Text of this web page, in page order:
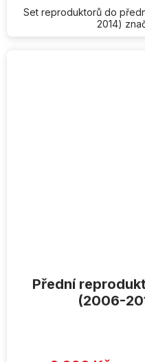
Set reproduktorů do
2014)
Přední
(2006-